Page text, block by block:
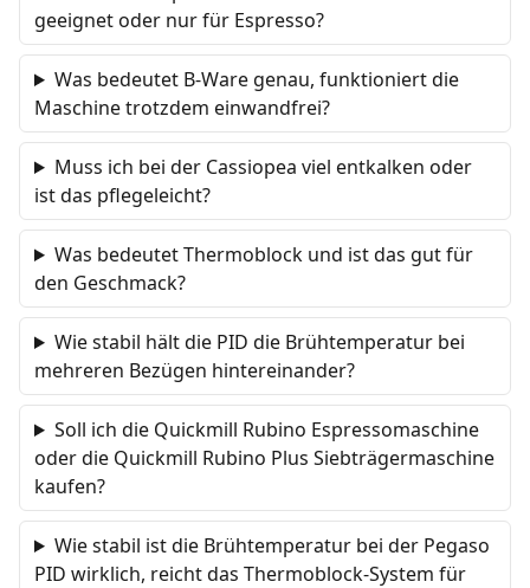
geeignet oder nur für Espresso?
Was bedeutet B-Ware genau, funktioniert die
Maschine trotzdem einwandfrei?
Muss ich bei der Cassiopea viel entkalken oder
ist das pflegeleicht?
Was bedeutet Thermoblock und ist das gut für
den Geschmack?
Wie stabil hält die PID die Brühtemperatur bei
mehreren Bezügen hintereinander?
Soll ich die Quickmill Rubino Espressomaschine
oder die Quickmill Rubino Plus Siebträgermaschine
kaufen?
Wie stabil ist die Brühtemperatur bei der Pegaso
PID wirklich, reicht das Thermoblock-System für